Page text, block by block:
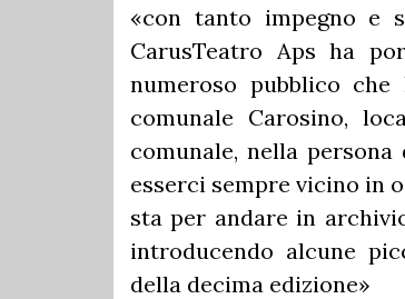
«con tanto impegno e
CarusTeatro Aps ha
numeroso pubblico
comunale Carosino,
comunale, nella
esserci sempre vicino in
sta per andare in
introducendo alcune
della decima edizione»